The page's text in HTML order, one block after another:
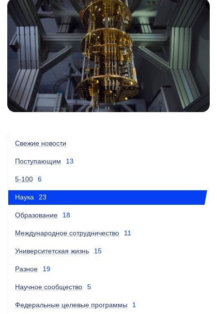
Свежие новости
Поступающим 13
5-100 6
Наука 23
Образование 18
Международное сотрудничество 11
Университетская жизнь 15
Разное 19
Научное сообщество 5
Федеральные целевые программы 1